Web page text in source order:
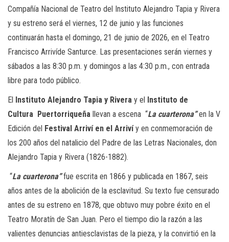
Compañía Nacional de Teatro del Instituto Alejandro Tapia y Rivera
y su estreno será el viernes, 12 de junio y las funciones
continuarán hasta el domingo, 21 de junio de 2026, en el Teatro
Francisco Arrivíde Santurce. Las presentaciones serán viernes y
sábados a las 8:30 p.m. y domingos a las 4:30 p.m., con entrada
libre para todo público.
El Instituto Alejandro Tapia y Rivera y el Instituto de
Cultura Puertorriqueña llevan a escena “La cuarterona”en la V
Edición del Festival Arriví en el Arrivíy en conmemoración de
los 200 años del natalicio del Padre de las Letras Nacionales, don
Alejandro Tapia y Rivera (1826-1882).
“La cuarterona”fue escrita en 1866 y publicada en 1867, seis
años antes de la abolición de la esclavitud. Su texto fue censurado
antes de su estreno en 1878, que obtuvo muy pobre éxito en el
Teatro Moratín de San Juan. Pero el tiempo dio la razón a las
valientes denuncias antiesclavistas de la pieza, y la convirtió en la